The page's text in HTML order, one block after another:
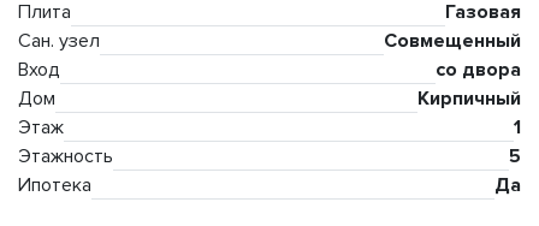
Плита
Газовая
Сан. узел
Совмещенный
Вход
со двора
Дом
Кирпичный
Этаж
1
Этажность
5
Ипотека
Да